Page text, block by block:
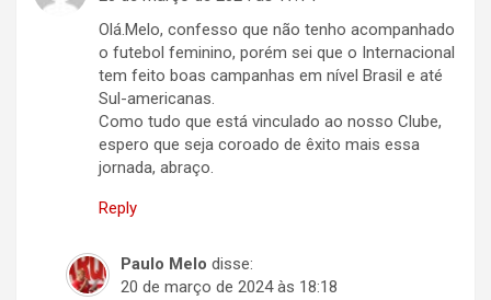
Olá.Melo, confesso que não tenho acompanhado
o futebol feminino, porém sei que o Internacional
tem feito boas campanhas em nível Brasil e até
Sul-americanas.
Como tudo que está vinculado ao nosso Clube,
espero que seja coroado de êxito mais essa
jornada, abraço.
Reply
Paulo Melo disse:
20 de março de 2024 às 18:18